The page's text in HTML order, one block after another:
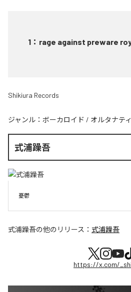
1 ： rage against preware
Shikiura Records
ジャンル： ボーカロイド / オルタナテ
式浦躁吾
憂鬱
式浦躁吾の他のリリース： 式浦躁吾
https://x.com/